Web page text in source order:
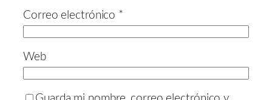
Correo electrónico *
Web